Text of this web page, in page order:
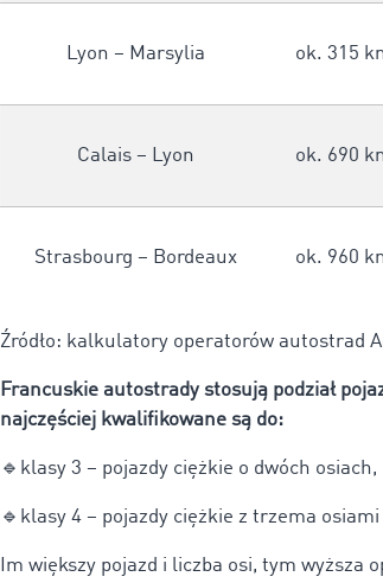
Lyon – Marsylia ok. 315
Calais – Lyon ok. 690
Strasbourg – Bordeaux ok. 960
Źródło: kalkulatory operatorów autostrad
Francuskie autostrady stosują podział
najczęściej kwalifikowane są do:
🔹klasy 3 – pojazdy ciężkie o dwóch osiach,
🔹klasy 4 – pojazdy ciężkie z trzema osiami
Im większy pojazd i liczba osi, tym wyższa